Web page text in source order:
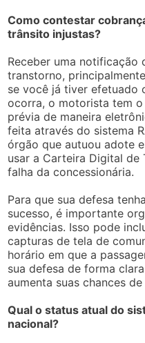
Como contestar
trânsito injustas?
Receber uma notificação
transtorno,
se você já tiver efetuado
ocorra, o motorista tem
prévia de maneira
feita através do sistema
órgão que autuou adote
usar a Carteira Digital de
falha da concessionária.
Para que sua defesa
sucesso, é importante
evidências. Isso pode
capturas de tela de
horário em que a
sua defesa de forma
aumenta suas chances
Qual o status atual do
nacional?